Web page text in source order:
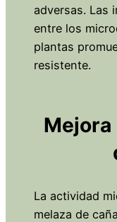
adversas. Las
entre los
plantas
resistente.
La actividad
melaza de